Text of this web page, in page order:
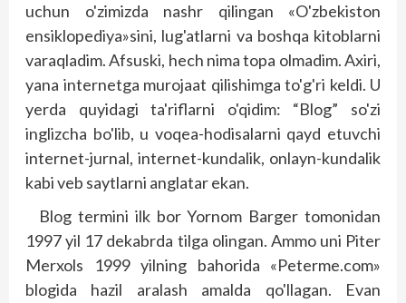
uchun o'zimizda nashr qilingan «O'zbekiston
ensiklopediya»­sini, lug'atlarni va boshqa kitoblarni
varaqladim. Afsuski, hech nima topa olmadim. Axiri,
yana internetga murojaat qilishimga to'g'ri keldi. U
yerda quyidagi ta'riflarni o'qidim: “Blog” so'zi
inglizcha bo'lib, u voqea-hodisalarni qayd etuvchi
internet-jurnal, internet-kundalik, onlayn-kundalik
kabi veb saytlarni anglatar ekan.
Blog termini ilk bor Yornom Barger tomonidan
1997 yil 17 dekabrda tilga olingan. Ammo uni Piter
Merxols 1999 yilning bahorida «Peterme.com»
blogida hazil aralash amalda qo'llagan. Evan